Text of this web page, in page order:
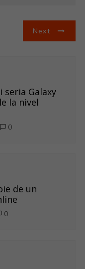
Next
seria Galaxy
la nivel
0
de un
0